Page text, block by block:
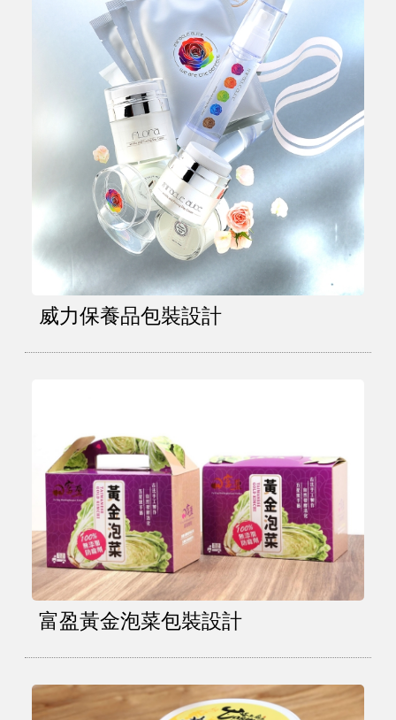
威力保養品包裝設計
富盈黃金泡菜包裝設計